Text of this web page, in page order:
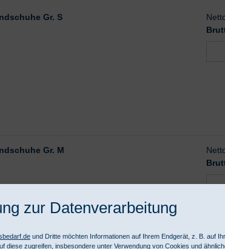
Gr. S
Gr. M
zur Datenverarbeitung
und Dritte möchten Informationen auf Ihrem Endgerät, z. B. auf
diese zugreifen, insbesondere unter Verwendung von Cookies und